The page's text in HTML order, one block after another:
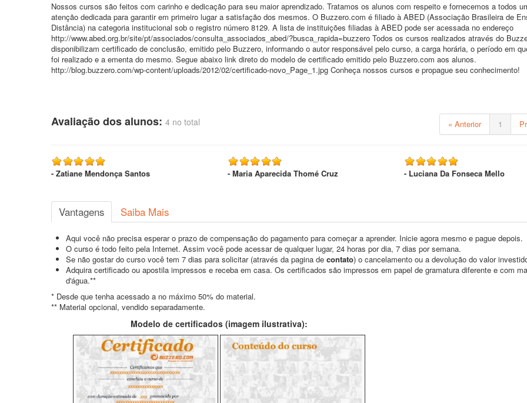
Nossos cursos são feitos com carinho e dedicação para seu maior aprendizado. Tratamos os alunos com respeito e fornecemos a todos
atenção dedicada para garantir em primeiro lugar a satisfação dos mesmos. O Buzzero.com é filiado à ABED (Associação Brasileira de
Distância) na categoria institucional sob o registro número 8129. A lista de instituições filiadas à ABED pode ser acessada no endereço
http://www.abed.org.br/site/pt/associados/consulta_associados_abed/?busca_rapida=buzzero Todos os cursos realizados através do
disponibilizam certificado de conclusão, emitido pelo Buzzero, informando o autor responsável pelo curso, a carga horária, o período em
foi realizado e a ementa do mesmo. Segue abaixo link direto do modelo de certificado emitido pelo Buzzero.com aos alunos.
http://blog.buzzero.com/wp-content/uploads/2012/02/certificado-novo_Page_1.jpg Conheça nossos cursos e propague seu conhecimento!
Avaliação dos alunos: 4 no total « Anterior 1
- Zatiane Mendonça Santos - Maria Aparecida Thomé Cruz - Luciana Da Fonseca Mello
Vantagens Saiba Mais
Aqui você não precisa esperar o prazo de compensação do pagamento para começar a aprender. Inicie agora mesmo e pague depois.
O curso é todo feito pela Internet. Assim você pode acessar de qualquer lugar, 24 horas por dia, 7 dias por semana.
Se não gostar do curso você tem 7 dias para solicitar (através da pagina de contato) o cancelamento ou a devolução do valor
Adquira certificado ou apostila impressos e receba em casa. Os certificados são impressos em papel de gramatura diferente e com
d'água.**
* Desde que tenha acessado a no máximo 50% do material.
** Material opcional, vendido separadamente.
Modelo de certificados (imagem ilustrativa):